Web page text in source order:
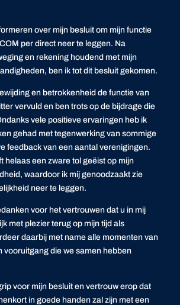
over mijn besluit om mijn functie
per direct neer te leggen. Na
en rekening houdend met mijn
ben ik tot dit besluit gekomen.
en betrokkenheid de functie van
vervuld en ben trots op de bijdrage die
vele positieve ervaringen heb ik
gehad met tegenwerking van sommige
feedback van een aantal verenigingen.
helaas een zware tol geëist op mijn
waardoor ik mij genoodzaakt zie
neer te leggen.
voor het vertrouwen dat u in mij
met plezier terug op mijn tijd als
daarbij met name alle momenten van
vooruitgang die we samen hebben
voor mijn besluit en vertrouw erop dat
in goede handen zal zijn met een